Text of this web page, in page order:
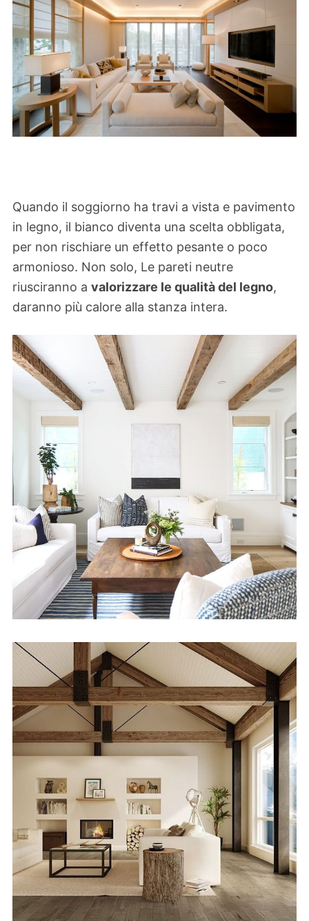
Quando il soggiorno ha travi a vista e pavimento
in legno, il bianco diventa una scelta obbligata,
per non rischiare un effetto pesante o poco
armonioso. Non solo, Le pareti neutre
riusciranno a valorizzare le qualità del legno,
daranno più calore alla stanza intera.